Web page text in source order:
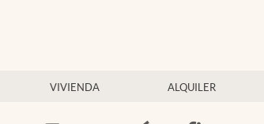
VIVIENDA ALQUILER